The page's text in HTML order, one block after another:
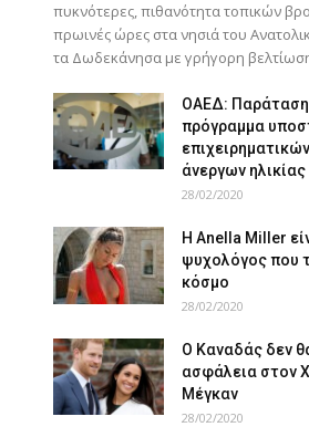
πυκνότερες, πιθανότητα τοπικών
πρωινές ώρες στα νησιά του
τα Δωδεκάνησα με γρήγορη
ΟΑΕΔ:
πρόγραμμα
άνεργων
28/02/2020
Η Anella Miller
ψυχολόγος που
κόσμο
28/02/2020
Ο Καναδάς δεν
ασφάλεια στον
Μέγκαν
28/02/2020